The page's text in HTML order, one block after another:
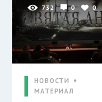
732 0 0
НОВОСТИ
МАТЕРИАЛ